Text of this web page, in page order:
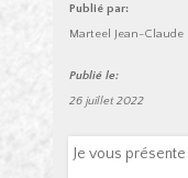
Publié par:
Marteel Jean-Claude
Publié le:
26 juillet 2022
Je vous